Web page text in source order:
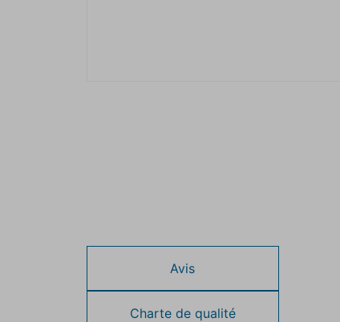
Avis
Charte de qualité